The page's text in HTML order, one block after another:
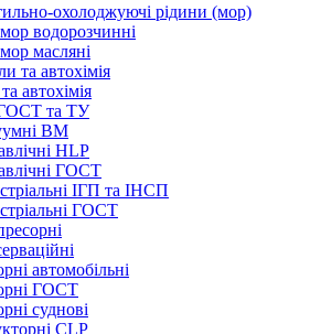
охолоджуючі рідини (мор)
водорозчинні
масляні
та автохімія
автохімія
та ТУ
ВМ
HLP
ГОСТ
ІГП та ІНСП
ГОСТ
автомобільні
ГОСТ
суднові
CLP